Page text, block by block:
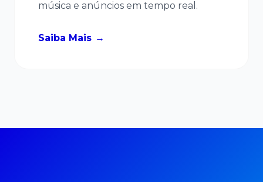
música e anúncios em tempo real.
Saiba Mais